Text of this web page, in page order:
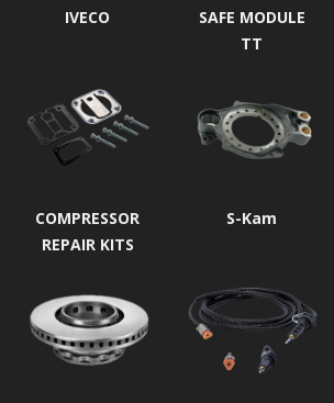
IVECO
SAFE MODULE
TT
COMPRESSOR
REPAIR KITS
S-Kam